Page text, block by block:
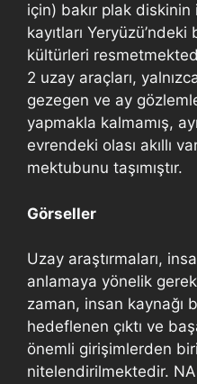
için) bakır plak
kayıtları
kültürleri
2 uzay araçları,
gezegen ve ay
yapmakla kalmamış,
evrendeki olası akıllı
mektubunu taşımıştır.
Görseller
Uzay araştırmaları,
anlamaya yönelik gerek
zaman, insan kaynağı
hedeflenen çıktı ve
önemli girişimlerden
nitelendirilmektedir.